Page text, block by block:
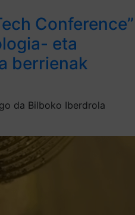
Conference”
eta
berrienak
da Bilboko Iberdrola